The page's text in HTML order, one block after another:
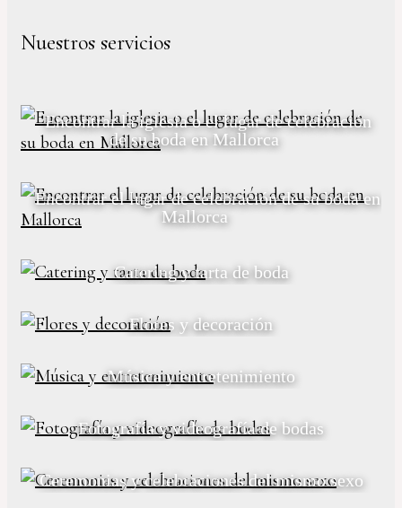
Nuestros servicios
Encontrar la iglesia o el lugar de celebración
de su boda en Mallorca
Encontrar el lugar de celebración de su boda en
Mallorca
Catering y tarta de boda
Flores y decoración
Música y entretenimiento
Fotografía y videografía de bodas
Ceremonias y celebraciones del mismo sexo